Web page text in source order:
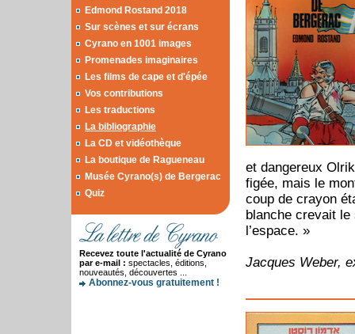
Edmond Rostand 2018
Sur scènes et sur écrans
Cyrano en 1001 images
Promenades imaginaires
Les films de cape et d'épée
Vos contributions
Les traductions
La bibliographie
La CD et vidéothèque
La boutique de Ragueneau
Musée Cyrano(s) de Bergerac
Quiz
Recevez toute l'actualité de Cyrano
par e-mail : spectacles, éditions,
nouveautés, découvertes ...
Abonnez-vous gratuitement !
et dangereux
figée, mais le
coup de crayon
blanche crevait le
l’espace. »
Jacques Weber,